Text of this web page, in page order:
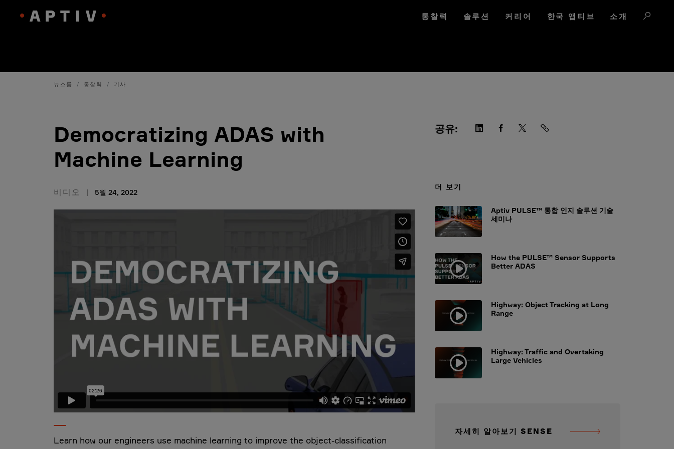
통찰력 솔루션 커리어 한국 앱티브 소개
뉴스룸 통찰력 기사
Democratizing ADAS with
Machine Learning
비디오 5월 24, 2022
Learn how our engineers use machine learning to improve the object-classification
공유:
더 보기
Aptiv PULSE™ 통합 인지 솔루션 기술
세미나
How the PULSE™ Sensor Supports
Better ADAS
Highway: Object Tracking at Long
Range
Highway: Traffic and Overtaking
Large Vehicles
자세히 알아보기 SENSE